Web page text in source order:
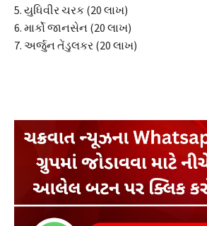
5. યુધિવીર ચરક (20 લાખ)
6. માર્કો જાનસેન (20 લાખ)
7. અર્જુન તેંડુલકર (20 લાખ)